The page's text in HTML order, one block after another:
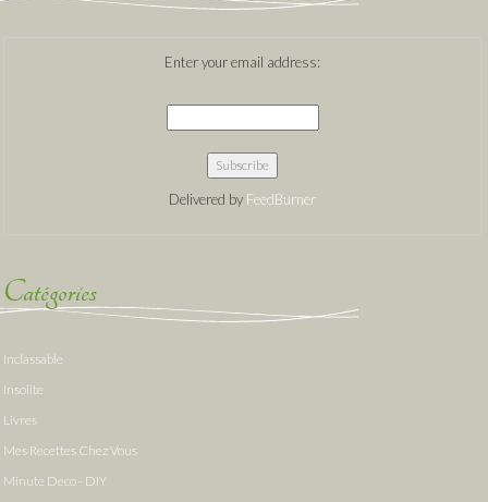
Enter your email address:
Delivered by FeedBurner
Catégories
Inclassable
Insolite
Livres
Mes Recettes Chez Vous
Minute Deco - DIY